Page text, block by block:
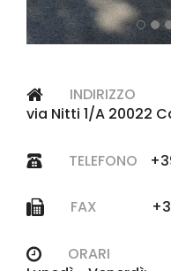
INDIRIZZO
via Nitti 1/A 20022
TELEFONO
FAX
ORARI